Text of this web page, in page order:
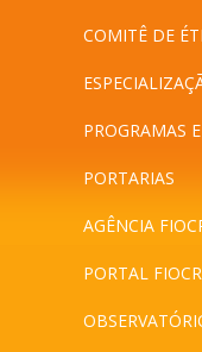
COMITÊ DE
PROGRAMAS
PORTARIAS
AGÊNCIA
PORTAL